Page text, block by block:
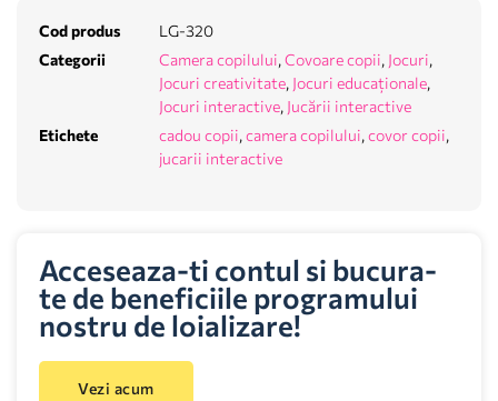
Cod produs
LG-320
Categorii
Camera copilului, Covoare copii, Jocuri,
Jocuri creativitate, Jocuri educaționale,
Jocuri interactive, Jucării interactive
Etichete
cadou copii, camera copilului, covor copii,
jucarii interactive
Acceseaza-ti contul si bucura-
te de beneficiile programului
nostru de loializare!
Vezi acum